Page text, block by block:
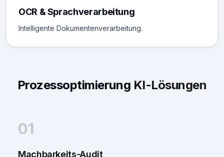
OCR & Sprachverarbeitung
Intelligente Dokumentenverarbeitung.
Prozessoptimierung KI-Lösungen
01
Machbarkeits-Audit